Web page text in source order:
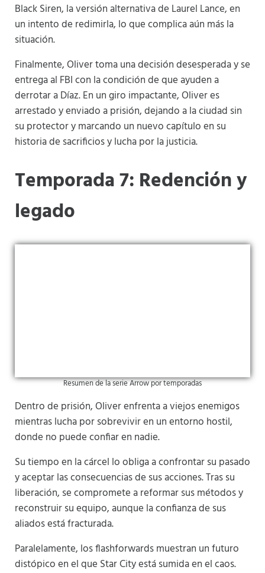
Black Siren, la versión alternativa de Laurel Lance, en
un intento de redimirla, lo que complica aún más la
situación.
Finalmente, Oliver toma una decisión desesperada y se
entrega al FBI con la condición de que ayuden a
derrotar a Díaz. En un giro impactante, Oliver es
arrestado y enviado a prisión, dejando a la ciudad sin
su protector y marcando un nuevo capítulo en su
historia de sacrificios y lucha por la justicia.
Temporada 7: Redención y
legado
Resumen de la serie Arrow por temporadas
Dentro de prisión, Oliver enfrenta a viejos enemigos
mientras lucha por sobrevivir en un entorno hostil,
donde no puede confiar en nadie.
Su tiempo en la cárcel lo obliga a confrontar su pasado
y aceptar las consecuencias de sus acciones. Tras su
liberación, se compromete a reformar sus métodos y
reconstruir su equipo, aunque la confianza de sus
aliados está fracturada.
Paralelamente, los flashforwards muestran un futuro
distópico en el que Star City está sumida en el caos.